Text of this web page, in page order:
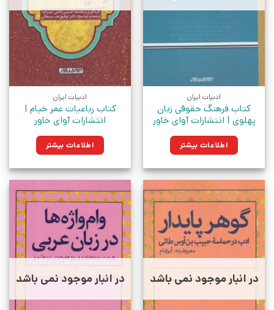
ادبیات ایران
کتاب فرهنگ حقوقی زبان
پهلوی | انتشارات آوای خاور
اطلاعات بیشتر
ادبیات ایران
کتاب رباعیات عمر خیام |
انتشارات آوای خاور
اطلاعات بیشتر
در انبار موجود نمی باشد در انبار موجود نمی باشد